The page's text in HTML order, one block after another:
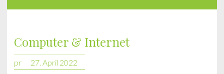
Computer & Internet
pr 27. April 2022